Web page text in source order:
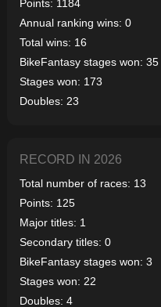
Points: 1184
Annual ranking wins: 0
Total wins: 16
BikeFantasy stages won: 35
Stages won: 173
Doubles: 23
RECORD IN 2026
Total number of races: 13
Points: 125
Major titles: 1
Secondary titles: 0
BikeFantasy stages won: 3
Stages won: 22
Doubles: 4